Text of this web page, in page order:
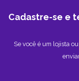
Cadastre-se e
Se você é um lojista